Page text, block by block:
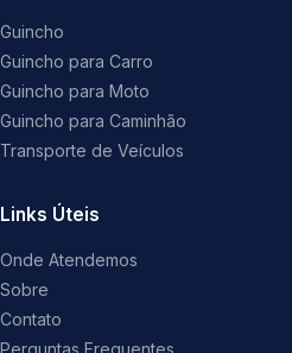
Guincho
Guincho para Carro
Guincho para Moto
Guincho para Caminhão
Transporte de Veículos
Links Úteis
Onde Atendemos
Sobre
Contato